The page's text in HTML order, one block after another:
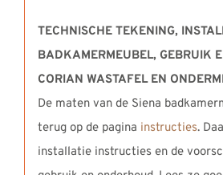
TECHNISCHE TEKENING,
BADKAMERMEUBEL, GEBRUIK
CORIAN WASTAFEL EN
De maten van de Siena
terug op de pagina instructies.
installatie instructies en de